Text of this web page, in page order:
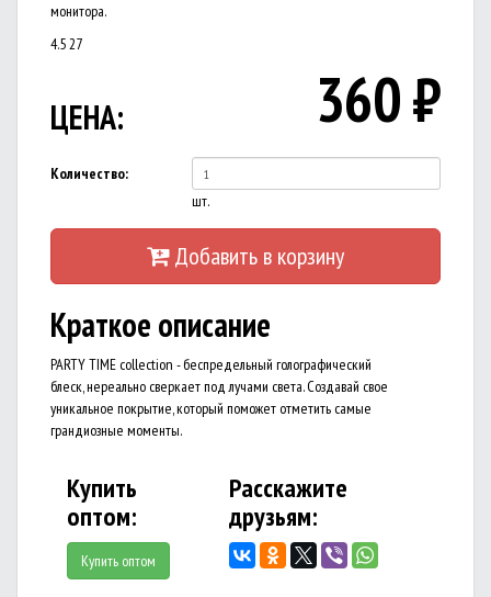
монитора.
4.527
ЦЕНА: 360₽
Количество:
шт.
Добавить в корзину
Краткое описание
PARTY TIME collection - беспредельный голографический
блеск, нереально сверкает под лучами света. Создавай свое
уникальное покрытие, который поможет отметить самые
грандиозные моменты.
Купить
оптом:
Купить оптом
Расскажите
друзьям: